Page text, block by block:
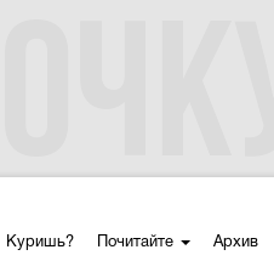
Куришь? Почитайте Архив